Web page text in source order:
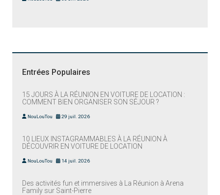
Entrées Populaires
15 JOURS À LA RÉUNION EN VOITURE DE LOCATION :
COMMENT BIEN ORGANISER SON SÉJOUR ?
NouLouTou 29 juil. 2026
10 LIEUX INSTAGRAMMABLES À LA RÉUNION À
DÉCOUVRIR EN VOITURE DE LOCATION
NouLouTou 14 juil. 2026
Des activités fun et immersives à La Réunion à Arena
Family sur Saint-Pierre